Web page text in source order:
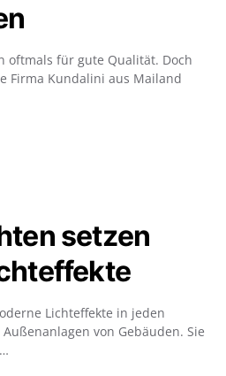
oftmals für gute Qualität. Doch
Firma Kundalini aus Mailand
setzen
Lichteffekte in jeden
von Gebäuden. Sie